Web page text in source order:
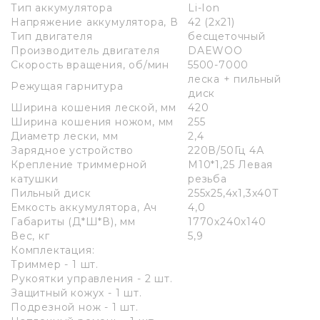
Тип аккумулятора
Li-Ion
Напряжение аккумулятора, В
42 (2х21)
Тип двигателя
бесщеточный
Производитель двигателя
DAEWOO
Скорость вращения, об/мин
5500-7000
Режущая гарнитура
леска + пильный
диск
Ширина кошения леской, мм
420
Ширина кошения ножом, мм
255
Диаметр лески, мм
2,4
Зарядное устройство
220В/50Гц 4А
Крепление триммерной
катушки
М10*1,25 Левая
резьба
Пильный диск
255x25,4x1,3x40T
Емкость аккумулятора, Ач
4,0
Габариты (Д*Ш*В), мм
1770х240х140
Вес, кг
5,9
Комплектация:
Триммер - 1 шт.
Рукоятки управления - 2 шт.
Защитный кожух - 1 шт.
Подрезной нож - 1 шт.